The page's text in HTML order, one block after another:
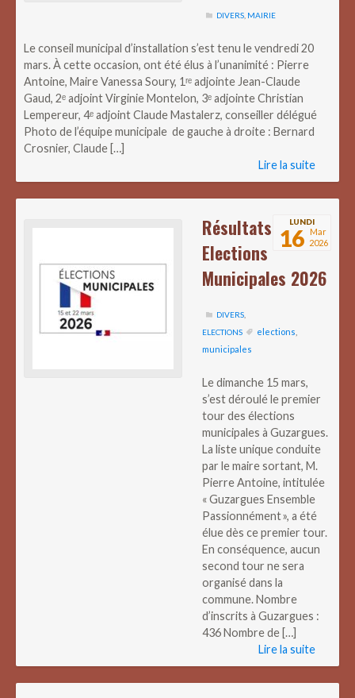
DIVERS MAIRIE
Le conseil municipal d’installation s’est tenu le vendredi 20
mars. À cette occasion, ont été élus à l’unanimité : Pierre
Antoine, Maire Vanessa Soury, 1ʳᵉ adjointe Jean-Claude
Gaud, 2ᵉ adjoint Virginie Montelon, 3ᵉ adjointe Christian
Lempereur, 4ᵉ adjoint Claude Mastalerz, conseiller délégué
Photo de l’équipe municipale de gauche à droite : Bernard
Crosnier, Claude […]
Lire la suite
LUNDI
16 Mar
2026
Résultats
Elections
Municipales 2026
DIVERS
ELECTIONS
elections
municipales
Le dimanche 15 mars,
s’est déroulé le premier
tour des élections
municipales à Guzargues.
La liste unique conduite
par le maire sortant, M.
Pierre Antoine, intitulée
« Guzargues Ensemble
Passionnément », a été
élue dès ce premier tour.
En conséquence, aucun
second tour ne sera
organisé dans la
commune. Nombre
d’inscrits à Guzargues :
436 Nombre de […]
Lire la suite